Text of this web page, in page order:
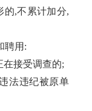
的,不累计加分,
聘用:
在接受调查的;
法违纪被原单